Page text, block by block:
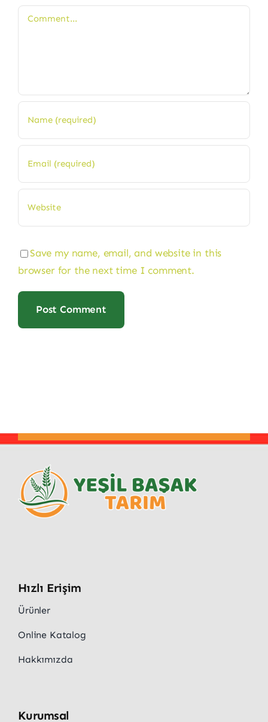
Comment
Save my name, email, and website in this
browser for the next time I comment.
Hızlı Erişim
Ürünler
Online Katalog
Hakkımızda
Kurumsal